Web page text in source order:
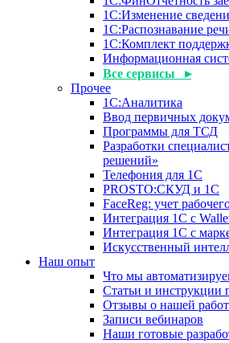
1С:Изменение
1С:Распознавание
1С:Комплект
Информационная
Все сервисы ▸
Прочее
1С:Аналитика
Ввод первичных
Программы для ТСД
Разработки
решений»
Телефония для 1С
PROSTO:СКУД и 1С
FaceReg: учет
Интеграция 1С с
Интеграция 1С с
Искусственный
Наш опыт
Что мы
Статьи и инструкции
Отзывы о нашей
Записи вебинаров
Наши готовые